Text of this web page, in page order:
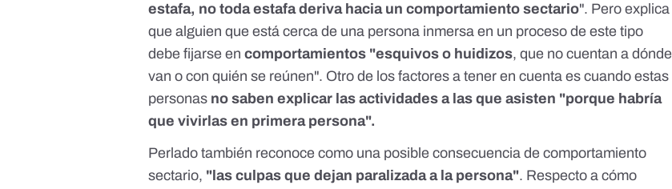
estafa, no toda estafa deriva hacia un comportamiento sectario". Pero explica
que alguien que está cerca de una persona inmersa en un proceso de este tipo
debe fijarse encomportamientos "esquivos o huidizos, que no cuentan a dónde
van o con quién se reúnen". Otro de los factores a tener en cuenta es cuando estas
personas no saben explicar las actividades a las que asisten "porque habría
que vivirlas en primera persona".
Perlado también reconoce como una posible consecuencia de comportamiento
sectario, "las culpas que dejan paralizada a la persona". Respecto a cómo